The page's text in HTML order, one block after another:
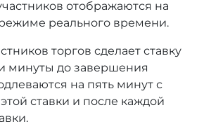
отображаются на
реального времени.
торгов сделает ставку
минуты до завершения
на пять минут с
ставки и после каждой